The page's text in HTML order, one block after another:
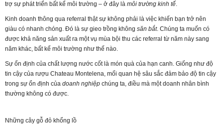
trợ sự phát triển bất kể môi trường – ở đây là môi trường kinh tế.
Kinh doanh thông qua referral thật sự không phải là việc khiến bạn trở nên
giàu có nhanh chóng. Đó là sự gieo trồng không săn bắt. Chúng ta muốn có
được khả năng sản xuất ra một vụ mùa bội thu các referral từ năm này sang
năm khác, bất kể môi trường như thế nào.
Sự ổn định của chất lượng nước cốt là món quà của hạn canh. Giống như độ
tin cậy của rượu Chateau Montelena, mối quan hệ sâu sắc đảm bảo độ tin cậy
trong sự ổn định của doanh nghiệp chúng ta, điều mà một doanh nhân bình
thường không có được.
Những cây gỗ đỏ khổng lồ